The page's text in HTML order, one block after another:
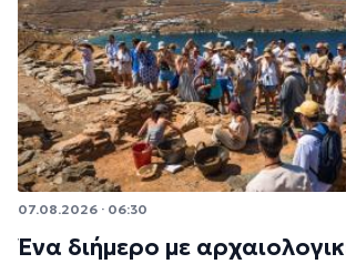
07.08.2026 · 06:30
Ένα διήμερο με